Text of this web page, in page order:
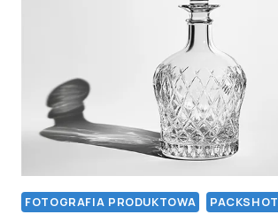
FACEBOOKU
GOOGLE
ADS
FOTOGRAFIA PRODUKTOWA PACKSHOT